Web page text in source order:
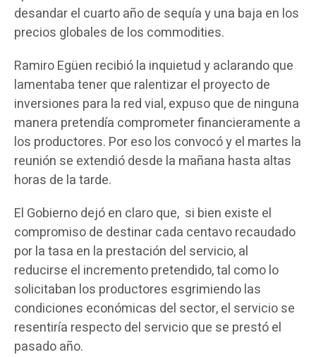
desandar el cuarto año de sequía y una baja en los
precios globales de los commodities.
Ramiro Egüen recibió la inquietud y aclarando que
lamentaba tener que ralentizar el proyecto de
inversiones para la red vial, expuso que de ninguna
manera pretendía comprometer financieramente a
los productores. Por eso los convocó y el martes la
reunión se extendió desde la mañana hasta altas
horas de la tarde.
El Gobierno dejó en claro que, si bien existe el
compromiso de destinar cada centavo recaudado
por la tasa en la prestación del servicio, al
reducirse el incremento pretendido, tal como lo
solicitaban los productores esgrimiendo las
condiciones económicas del sector, el servicio se
resentiría respecto del servicio que se prestó el
pasado año.